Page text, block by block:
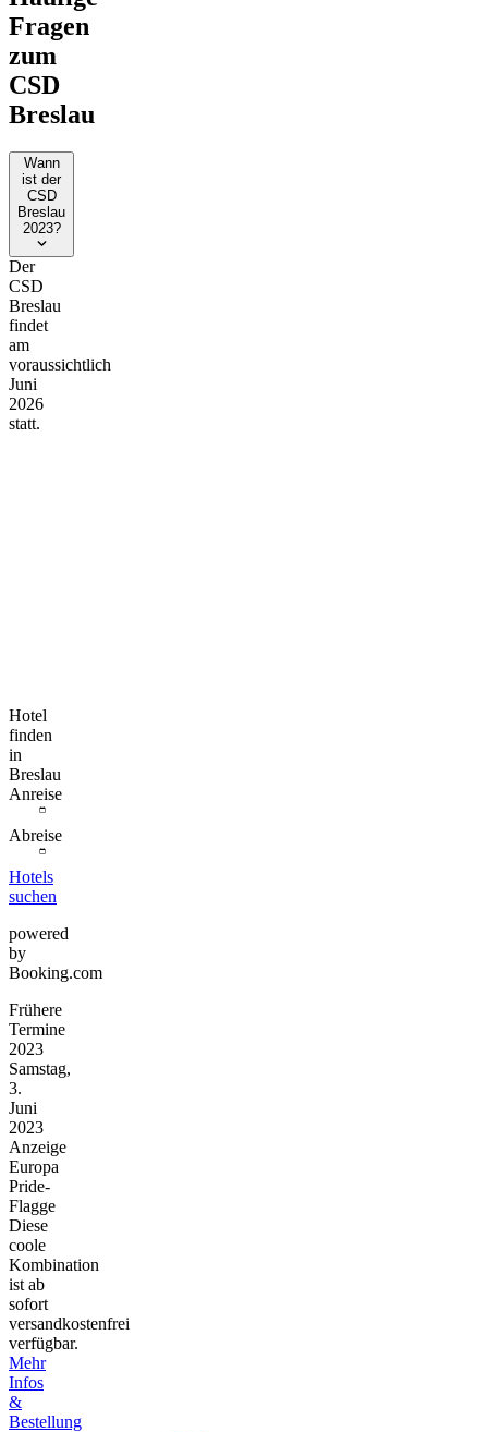
Fragen
zum
CSD
Breslau
Wann
ist der
CSD
Breslau
2023?
Der
CSD
Breslau
findet
am
voraussichtlich
Juni
2026
statt.
Hotel
finden
in
Breslau
Anreise
Abreise
Hotels
suchen
powered
by
Booking.com
Frühere
Termine
2023
Samstag,
3.
Juni
2023
Anzeige
Europa
Pride-
Flagge
Diese
coole
Kombination
ist ab
sofort
versandkostenfrei
verfügbar.
Mehr
Infos
&
Bestellung